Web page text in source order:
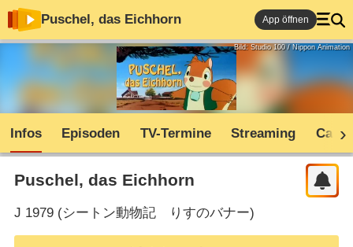
Puschel, das Eichhorn App öffnen
Bild: Studio 100 / Nippon Animation
Infos Episoden TV-Termine Streaming Cast
Puschel, das Eichhorn
J 1979 (シートン動物記 りすのバナー)